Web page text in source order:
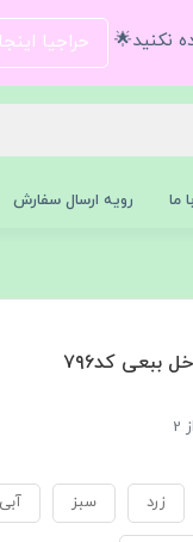
نکنید🌟 حراجیا
ما رویه ارسال سفارش
از 2
زرد سبز آبی